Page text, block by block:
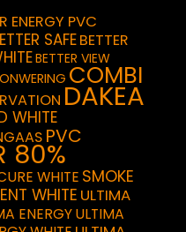
ENERGY PVC
SAFEBETTER
BETTER VIEW
COMBI
DAKEA
WHITE
PVC
80%
WHITE SMOKE
WHITE ULTIMA
ENERGYULTIMA